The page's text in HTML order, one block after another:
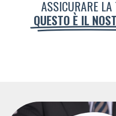
ASSICURARE
QUESTO È IL